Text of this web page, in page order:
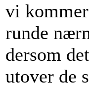
vi
runde
dersom
utover de